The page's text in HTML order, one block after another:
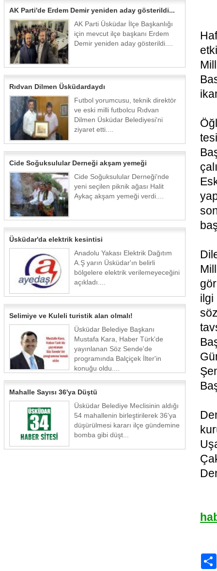
AK Parti'de Erdem Demir yeniden aday gösterildi...
AK Parti Üsküdar İlçe Başkanlığı
için mevcut ilçe başkanı Erdem
Demir yeniden aday gösterildi....
Rıdvan Dilmen Üsküdardaydı
Futbol yorumcusu, teknik direktör
ve eski milli futbolcu Rıdvan
Dilmen Üsküdar Belediyesi'ni
ziyaret etti....
Cide Soğuksulular Derneği akşam yemeği
Cide Soğuksulular Derneği'nde
yeni seçilen piknik ağası Halit
Aykaç akşam yemeği verdi....
Üsküdar'da elektrik kesintisi
Anadolu Yakası Elektrik Dağıtım
A.Ş yarın Üsküdar'ın belirli
bölgelere elektrik verilemeyeceğini
açıkladı....
Selimiye ve Kuleli turistik alan olmalı!
Üsküdar Belediye Başkanı
Mustafa Kara, Haber Türk'de
yayınlanan Söz Sende'de
programında Balçiçek İlter'in
konuğu oldu....
Mahalle Sayısı 36'ya Düştü
Üsküdar Belediye Meclisinin aldığı
54 mahallenin birleştirilerek 36'ya
düşürülmesi kararı ilçe gündemine
bomba gibi düşt...